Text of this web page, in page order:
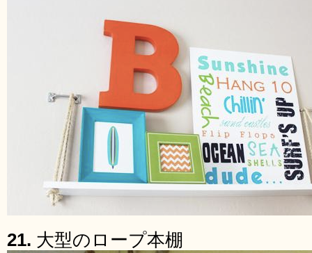
21. 大型のロープ本棚